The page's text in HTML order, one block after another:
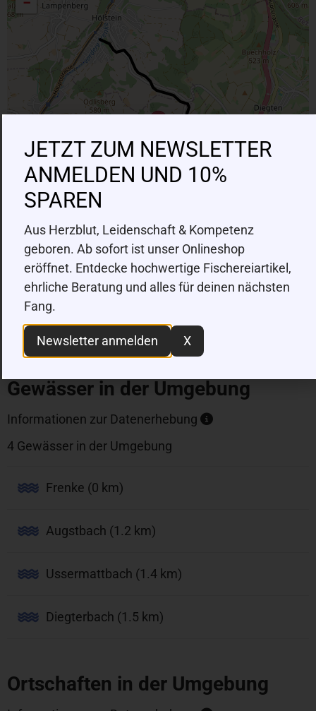
Gewässer in der Umgebung
Informationen zur Datenerhebung
4 Gewässer in der Umgebung
Frenke (0 km)
Augstbach (1.2 km)
Ussermattbach (1.4 km)
Diegterbach (1.5 km)
Ortschaften in der Umgebung
JETZT ZUM NEWSLETTER
ANMELDEN UND 10%
SPAREN
Aus Herzblut, Leidenschaft & Kompetenz
geboren. Ab sofort ist unser Onlineshop
eröffnet. Entdecke hochwertige Fischereiartikel,
ehrliche Beratung und alles für deinen nächsten
Fang.
Newsletter anmelden X